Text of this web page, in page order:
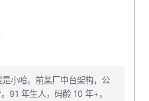
是小哈。前某厂中台架构，公
91 年生人，码龄 10 年+，